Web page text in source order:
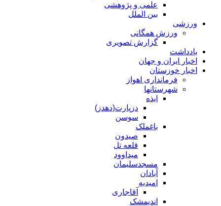
علمی و پژوهشی
بین الملل
ورزشی
ورزش همگانی
گزارش تصویری
یادداشت
اخبار ایران و جهان
اخبار خوزستان
فرمانداری اهواز
شهرستانها
ایذه
دزپارت(دهدز)
سوسن
باغملک
صیدون
قلعه تل
میداوود
مسجدسلیمان
آبادان
امیدیه
آقاجاری
اندیمشک